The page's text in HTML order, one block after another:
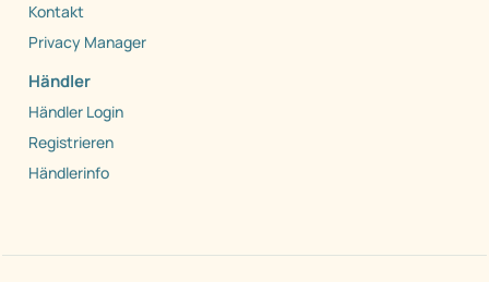
Kontakt
Privacy Manager
Händler
Händler Login
Registrieren
Händlerinfo